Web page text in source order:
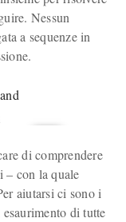
Nessun
a sequenze in
di comprendere
con la quale
aiutarsi ci sono i
di tutte